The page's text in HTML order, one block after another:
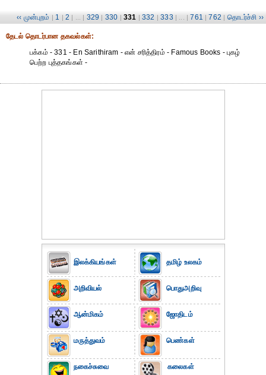
‹‹ முன்புறம் | 1 | 2 | ... | 329 | 330 | 331 | 332 | 333 | ... | 761 | 762 | தொடர்ச்சி ››
தேட‌ல் தொட‌ர்பான தகவ‌ல்க‌ள்:
பக்கம் - 331 - En Sarithiram - என் சரித்திரம் - Famous Books - புகழ்
பெற்ற புத்தகங்கள் -
இலக்கியங்கள்
அறிவியல்
ஆன்மிகம்
மருத்துவம்
நகைச்சுவை
தமிழ் உலகம்
பொதுஅறிவு
ஜோதிடம்
பெண்கள்
கலைகள்